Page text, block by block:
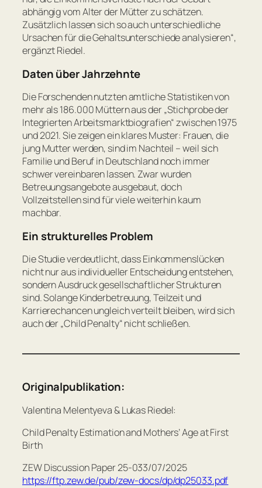
abhängig vom Alter der Mütter zu schätzen.
Zusätzlich lassen sich so auch unterschiedliche
Ursachen für die Gehaltsunterschiede analysieren“,
ergänzt Riedel.
Daten über Jahrzehnte
Die Forschenden nutzten amtliche Statistiken von
mehr als 186.000 Müttern aus der „Stichprobe der
Integrierten Arbeitsmarktbiografien“ zwischen 1975
und 2021. Sie zeigen ein klares Muster: Frauen, die
jung Mutter werden, sind im Nachteil – weil sich
Familie und Beruf in Deutschland noch immer
schwer vereinbaren lassen. Zwar wurden
Betreuungsangebote ausgebaut, doch
Vollzeitstellen sind für viele weiterhin kaum
machbar.
Ein strukturelles Problem
Die Studie verdeutlicht, dass Einkommenslücken
nicht nur aus individueller Entscheidung entstehen,
sondern Ausdruck gesellschaftlicher Strukturen
sind. Solange Kinderbetreuung, Teilzeit und
Karrierechancen ungleich verteilt bleiben, wird sich
auch der „Child Penalty“ nicht schließen.
Originalpublikation:
Valentina Melentyeva & Lukas Riedel:
Child Penalty Estimation and Mothers’ Age at First
Birth
ZEW Discussion Paper 25-033/07/2025
https://ftp.zew.de/pub/zew-docs/dp/dp25033.pdf